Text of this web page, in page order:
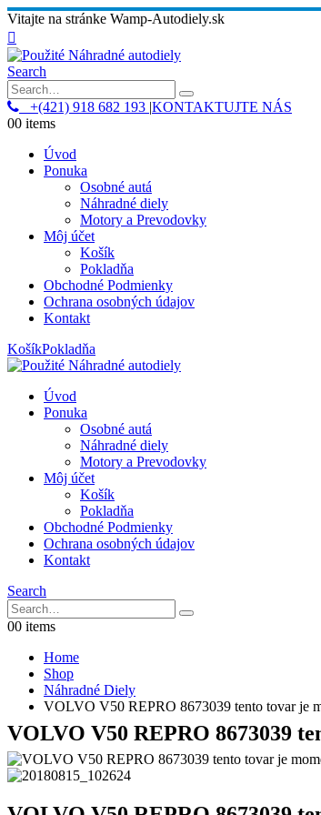
Vitajte na stránke Wamp-Autodiely.sk
Search
+(421) 918 682 193 |KONTAKTUJTE NÁS
00 items
Úvod
Ponuka
Osobné autá
Náhradné diely
Motory a Prevodovky
Môj účet
Košík
Pokladňa
Obchodné Podmienky
Ochrana osobných údajov
Kontakt
KošíkPokladňa
Úvod
Ponuka
Osobné autá
Náhradné diely
Motory a Prevodovky
Môj účet
Košík
Pokladňa
Obchodné Podmienky
Ochrana osobných údajov
Kontakt
Search
00 items
Home
Shop
Náhradné Diely
VOLVO V50 REPRO 8673039 tento tovar je
VOLVO V50 REPRO 8673039